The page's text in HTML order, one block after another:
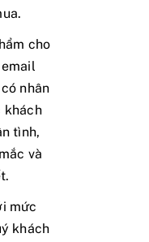
cho
nhân
khách
tình,
và
mức
khách